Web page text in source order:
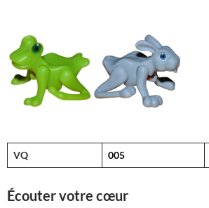
VQ 005
Écouter votre cœur